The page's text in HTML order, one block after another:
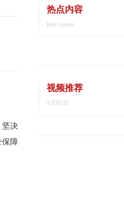
决
保障
热点内容
Hot content
视频推荐
VIDEOS